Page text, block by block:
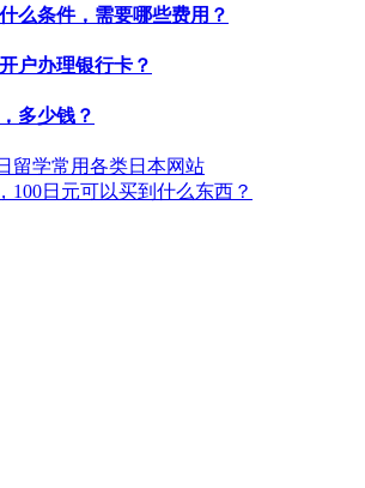
么条件，需要哪些费用？
户办理银行卡？
多少钱？
留学常用各类日本网站
100日元可以买到什么东西？